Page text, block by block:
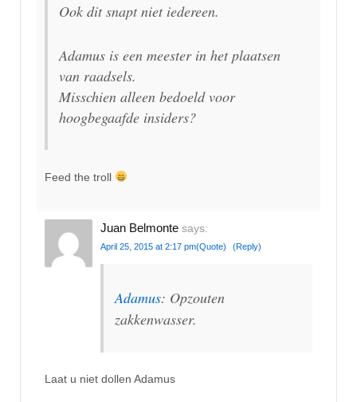
Ook dit snapt niet iedereen.
Adamus is een meester in het plaatsen
van raadsels.
Misschien alleen bedoeld voor
hoogbegaafde insiders?
Feed the troll
Juan Belmonte says:
April 25, 2015 at 2:17 pm(Quote) (Reply)
Adamus: Opzouten
zakkenwasser.
Laat u niet dollen Adamus